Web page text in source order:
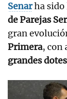
Senarha sido
de Parejas
gran
Primera, con
grandes